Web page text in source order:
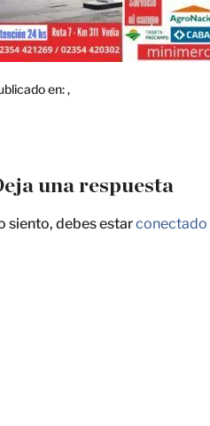
en:,
una respuesta
siento, debes estarconectado